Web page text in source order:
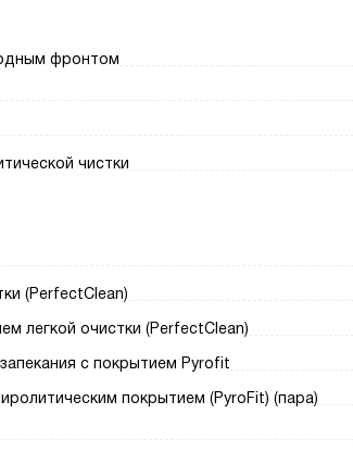
фронтом
чистки
(PerfectClean)
легкой очистки (PerfectClean)
с покрытием Pyrofit
покрытием (PyroFit) (пара)